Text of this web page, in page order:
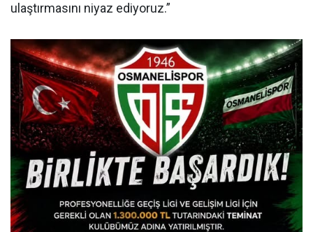
ulaştırmasını niyaz ediyoruz.”